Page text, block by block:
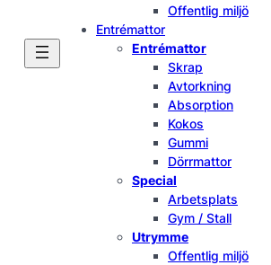
Offentlig miljö
Entrémattor
Entrémattor
Skrap
Avtorkning
Absorption
Kokos
Gummi
Dörrmattor
Special
Arbetsplats
Gym / Stall
Utrymme
Offentlig miljö